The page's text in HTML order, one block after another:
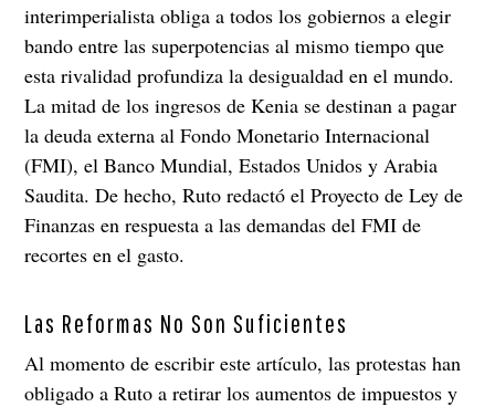
interimperialista obliga a todos los gobiernos a elegir
bando entre las superpotencias al mismo tiempo que
esta rivalidad profundiza la desigualdad en el mundo.
La mitad de los ingresos de Kenia se destinan a pagar
la deuda externa al Fondo Monetario Internacional
(FMI), el Banco Mundial, Estados Unidos y Arabia
Saudita. De hecho, Ruto redactó el Proyecto de Ley de
Finanzas en respuesta a las demandas del FMI de
recortes en el gasto.
Las Reformas No Son Suficientes
Al momento de escribir este artículo, las protestas han
obligado a Ruto a retirar los aumentos de impuestos y